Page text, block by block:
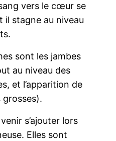
vers le cœur se
il stagne au niveau
sont les jambes
au niveau des
et l’apparition de
grosses).
s’ajouter lors
Elles sont